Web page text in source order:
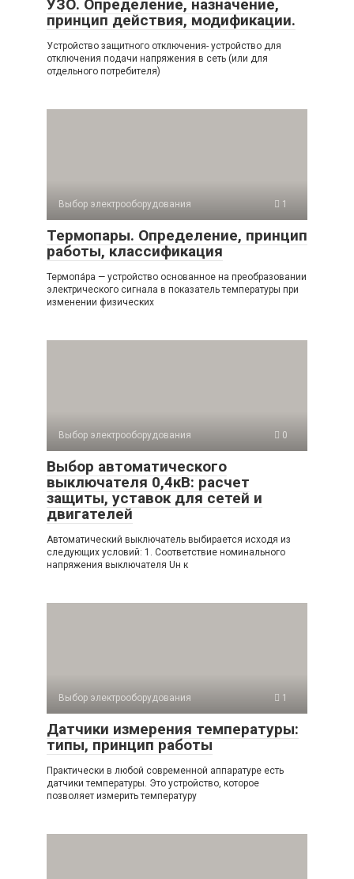
УЗО. Определение, назначение,
принцип действия, модификации.
Устройство защитного отключения- устройство для
отключения подачи напряжения в сеть (или для
отдельного потребителя)
Выбор электрооборудования 1
Термопары. Определение, принцип
работы, классификация
Термопа́ра — устройство основанное на преобразовании
электрического сигнала в показатель температуры при
изменении физических
Выбор электрооборудования 0
Выбор автоматического
выключателя 0,4кВ: расчет
защиты, уставок для сетей и
двигателей
Автоматический выключатель выбирается исходя из
следующих условий: 1. Соответствие номинального
напряжения выключателя Uн к
Выбор электрооборудования 1
Датчики измерения температуры:
типы, принцип работы
Практически в любой современной аппаратуре есть
датчики температуры. Это устройство, которое
позволяет измерить температуру